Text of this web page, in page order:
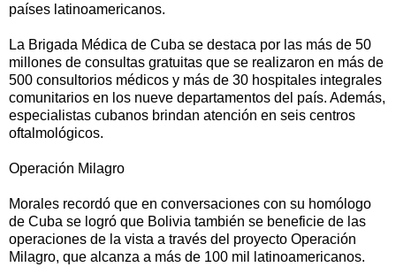
países latinoamericanos.
La Brigada Médica de Cuba se destaca por las más de 50
millones de consultas gratuitas que se realizaron en más de
500 consultorios médicos y más de 30 hospitales integrales
comunitarios en los nueve departamentos del país. Además,
especialistas cubanos brindan atención en seis centros
oftalmológicos.
Operación Milagro
Morales recordó que en conversaciones con su homólogo
de Cuba se logró que Bolivia también se beneficie de las
operaciones de la vista a través del proyecto Operación
Milagro, que alcanza a más de 100 mil latinoamericanos.